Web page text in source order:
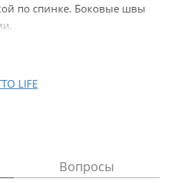
по спинке. Боковые швы
LIFE
Вопросы